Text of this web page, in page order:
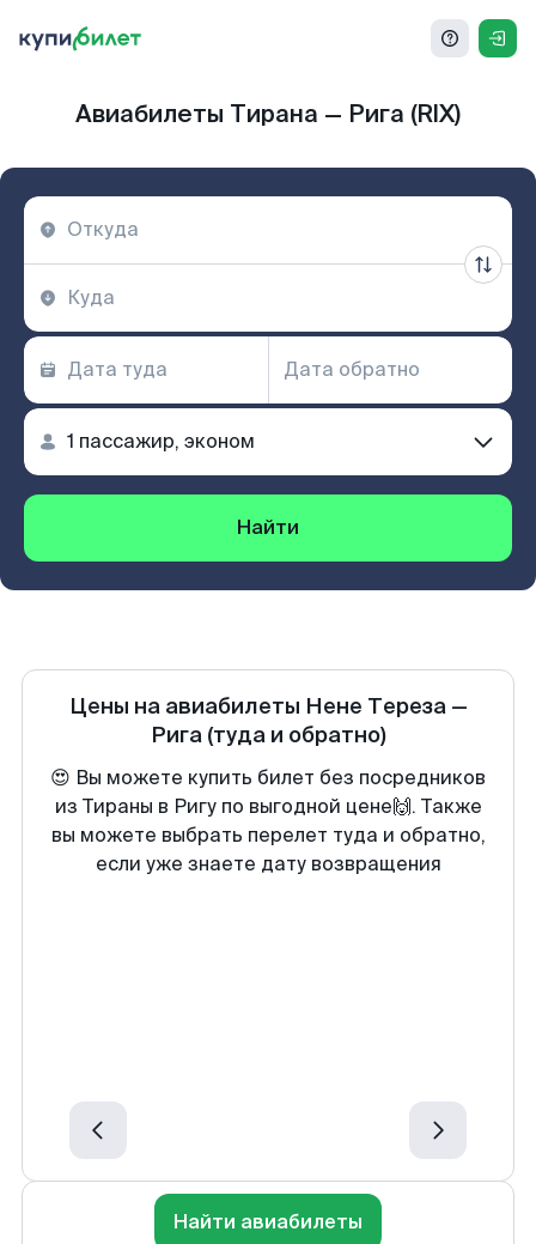
Авиабилеты Тирана — Рига (RIX)
Найти
Цены на авиабилеты Нене Тереза—
Рига (туда и обратно)
😍 Вы можете купить билет без посредников
из Тираны в Ригу по выгодной цене🙌. Также
вы можете выбрать перелет туда и обратно,
если уже знаете дату возвращения
Найти авиабилеты